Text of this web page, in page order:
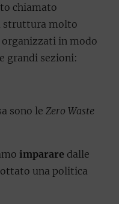
chiamato
struttura molto
in modo
grandi sezioni:
sono le Zero Waste
imparare dalle
una politica